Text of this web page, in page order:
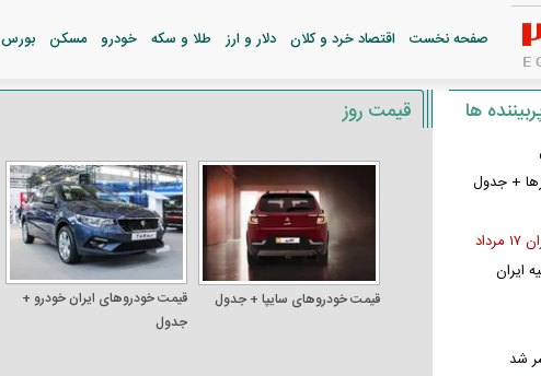
صفحه نخست اقتصاد خرد و کلان دلار و ارز طلا و سکه خودرو مسکن بورس
قیمت روز
قیمت خودرو‌های سایپا + جدول
قیمت خودرو‌های ایران خودرو +
جدول
ها
+ جدول
ایران
شد